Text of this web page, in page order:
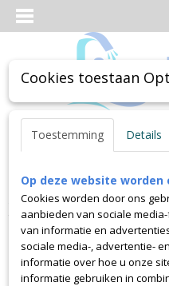
Inloggen Registreren
Home >Sensorkranen>
Sensomatica Bella
Cookies toestaan
Toestemming Details
Op deze website
Cookies worden door ons
aanbieden van sociale
van informatie en
sociale media-, advertentie-
informatie over hoe u onze
informatie gebruiken in